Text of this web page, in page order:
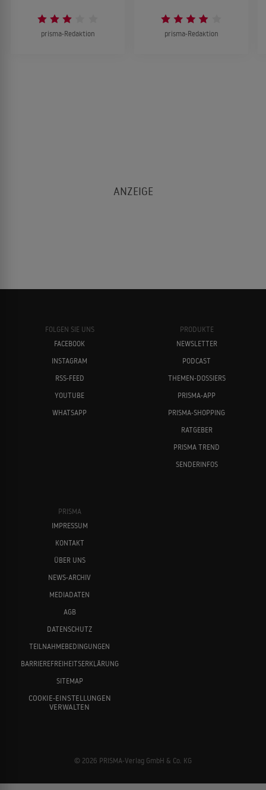
prisma-Redaktion prisma-Redaktion
FOLGEN SIE UNS
FACEBOOK
INSTAGRAM
RSS-FEED
YOUTUBE
WHATSAPP
PRODUKTE
NEWSLETTER
PODCAST
THEMEN-DOSSIERS
PRISMA-APP
PRISMA-SHOPPING
RATGEBER
PRISMA TREND
SENDERINFOS
PRISMA
IMPRESSUM
KONTAKT
ÜBER UNS
NEWS-ARCHIV
MEDIADATEN
AGB
DATENSCHUTZ
TEILNAHMEBEDINGUNGEN
BARRIEREFREIHEITSERKLÄRUNG
SITEMAP
COOKIE-EINSTELLUNGEN
VERWALTEN
© 2026 PRISMA-Verlag GmbH & Co. KG